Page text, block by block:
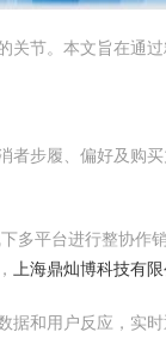
节。本文旨在通
步履、偏好及购
多平台进行整协作
上海鼎灿博科技有限
据和用户反应，实